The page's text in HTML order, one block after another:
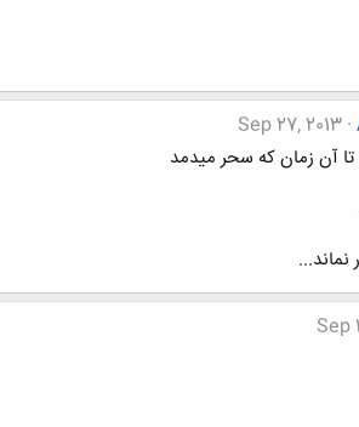
Sep 27, 2013
آن زمان که سحر میدمد
Sep